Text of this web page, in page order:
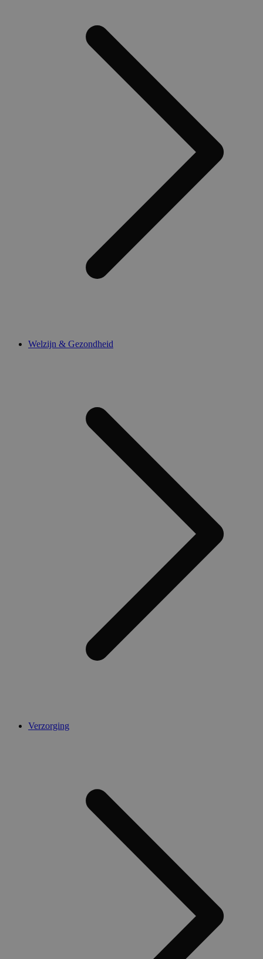
Welzijn & Gezondheid
Verzorging